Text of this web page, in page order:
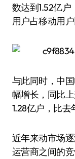
数达到1.52亿
用户占移动用户
与此同时，中
幅增长，同比
1.28亿户，比去
近年来动市场
运营商之间的